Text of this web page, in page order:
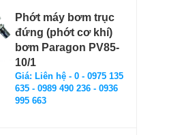
Phớt máy bơm trục
đứng (phớt cơ khí)
bơm Paragon PV85-
10/1
Giá: Liên hệ - 0 - 0975 135
635 - 0989 490 236 - 0936
995 663